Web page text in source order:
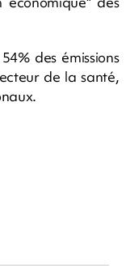
des émissions
de la santé,